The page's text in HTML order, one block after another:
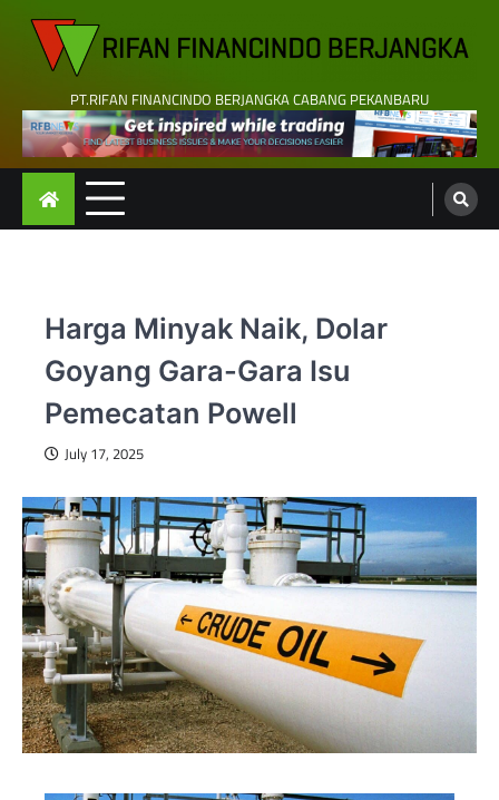
content
PT.RIFAN FINANCINDO BERJANGKA CABANG PEKANBARU
Harga Minyak Naik, Dolar
Goyang Gara-Gara Isu
Pemecatan Powell
July 17, 2025